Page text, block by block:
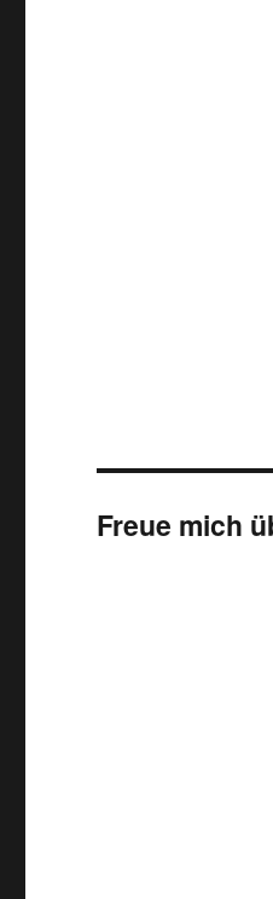
Freue mich